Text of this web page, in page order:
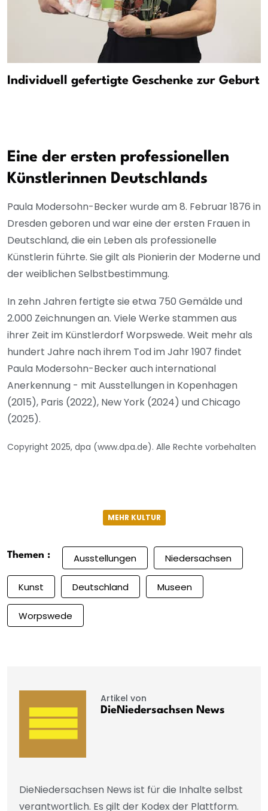
Individuell gefertigte Geschenke zur Geburt
Eine der ersten professionellen
Künstlerinnen Deutschlands
Paula Modersohn-Becker wurde am 8. Februar 1876 in
Dresden geboren und war eine der ersten Frauen in
Deutschland, die ein Leben als professionelle
Künstlerin führte. Sie gilt als Pionierin der Moderne und
der weiblichen Selbstbestimmung.
In zehn Jahren fertigte sie etwa 750 Gemälde und
2.000 Zeichnungen an. Viele Werke stammen aus
ihrer Zeit im Künstlerdorf Worpswede. Weit mehr als
hundert Jahre nach ihrem Tod im Jahr 1907 findet
Paula Modersohn-Becker auch international
Anerkennung - mit Ausstellungen in Kopenhagen
(2015), Paris (2022), New York (2024) und Chicago
(2025).
Copyright 2025, dpa (www.dpa.de). Alle Rechte vorbehalten
MEHR KULTUR
Themen : Ausstellungen Niedersachsen
Kunst Deutschland Museen
Worpswede
Artikel von
DieNiedersachsen News
DieNiedersachsen News ist für die Inhalte selbst
verantwortlich. Es gilt der Kodex der Plattform.